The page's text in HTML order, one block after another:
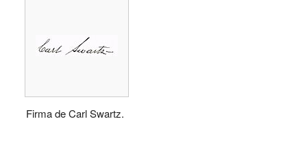
Firma de Carl Swartz.